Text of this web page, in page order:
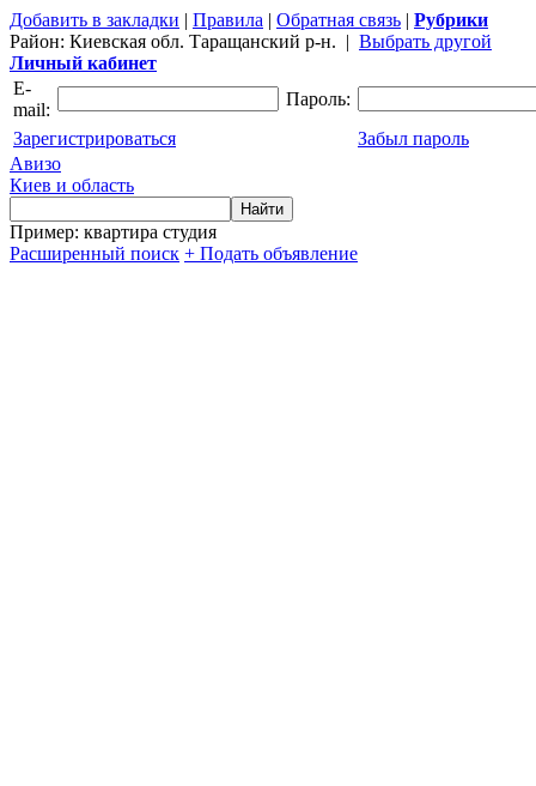
Добавить в закладки | Правила | Обратная связь | Рубрики
Район: Киевская обл. Таращанский р-н. | Выбрать другой
Личный кабинет
E-
mail:
Пароль:
Зарегистрироваться
Забыл пароль
Авизо
Киев и область
Пример: квартира студия
Расширенный поиск + Подать объявление